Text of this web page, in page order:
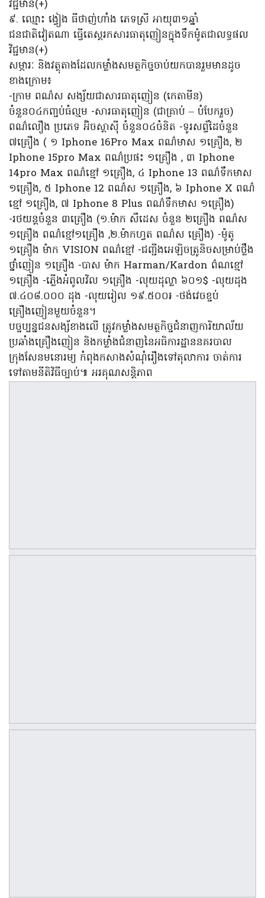
វិជ្ជមាន(+)
៩.​ ឈ្មោះ ង្វៀង ធីថាញ់ហាំង ភេទស្រី អាយុ៣១ឆ្នាំ
ជនជាតិវៀតណា ធ្វើតេស្តរកសារធាតុញៀនក្នុងទឹកម៉ូតជាលទ្ធផល
វិជ្ជមាន(+)
សម្ភារៈ និងវត្ថុតាងដែលកម្លាំងសមត្ថកិច្ចចាប់យកបានរួមមានដូច
ខាងក្រោម៖
-ក្រាម ពណ៌ស សង្ស័យជាសារធាតុញៀន (កេតាមីន)
ចំនួន០៤កញ្ចប់ធំល្មម -សារធាតុញៀន (ជាគ្រាប់ – បំបែករួច)
ពណ៌លឿង ប្រភេទ អ៊ិចស្តាស៊ី ចំនួន០៤ចំនិត -ទូរសព្ទ័ដៃចំនួន
៧គ្រឿង ( ១ Iphone 16Pro Max ពណ៌មាស ១គ្រឿង, ២
Iphone 15pro Max ពណ៌ប្រផះ ១គ្រឿង , ៣ Iphone
14pro Max ពណ៌ខ្មៅ ១គ្រឿង, ៤ Iphone 13 ពណ៌ទឹកមាស
១គ្រឿង, ៥ Iphone 12 ពណ៌ស ១គ្រឿង, ៦ Iphone X ពណ៌
ខ្មៅ ១គ្រឿង, ៧ Iphone 8 Plus ពណ៌ទឹកមាស ១គ្រឿង)
-រថយន្តចំនួន ៣គ្រឿង (១.ម៉ាក សឺដេស ចំនួន ២គ្រឿង ពណ៌ស
១គ្រឿង ពណ៌ខ្មៅ១គ្រឿង ,២.ម៉ាកហ្វត ពណ៌ស គ្រឿង) -ម៉ូតូ
១គ្រឿង ម៉ាក VISION ពណ៌ខ្មៅ -ជញ្ជីងអេឡិចត្រូនិចសម្រាប់ថ្លឹង
ថ្នាំញៀន ១គ្រឿង -បាស ម៉ាក Harman/Kardon ព៌ណខ្មៅ
១គ្រឿង -ភ្លើងអំពូលវិល ១គ្រឿង -លុយដុល្លា ៦០១$ -លុយដុង
៧.៤០៨.០០០ ដុង -លុយរៀល ១៩.៥០០៛ -ថង់វេចខ្ចប់
គ្រឿងញៀនមួយចំនួន។
បច្ចប្បន្នជនសង្ស័ខាងលើ ត្រូវកម្លាំងសមត្ថកិច្ចជំនាញការិយាល័យ
ប្រឆាំងគ្រឿងញៀន និងកម្លាំងជំនាញនៃអធិការដ្ឋាននគរបាល
ក្រុងសែនមនោរម្យ កំពុងកសាងសំណុំរឿងទៅតុលាការ ចាត់ការ
ទៅតាមនីតិវិធីច្បាប់៕ អរគុណសន្តិភាព